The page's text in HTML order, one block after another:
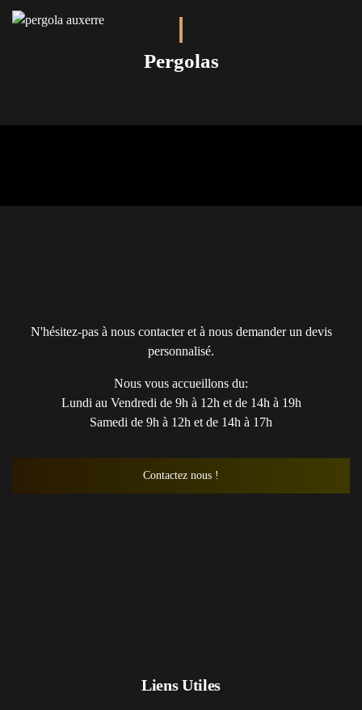
Pergolas
N'hésitez-pas à nous contacter et à nous demander un devis
personnalisé.
Nous vous accueillons du:
Lundi au Vendredi de 9h à 12h et de 14h à 19h
Samedi de 9h à 12h et de 14h à 17h
Contactez nous !
Liens Utiles